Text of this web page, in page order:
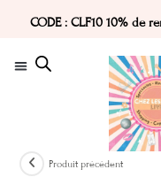
CODE : CLF10 10% de
Produit précédent